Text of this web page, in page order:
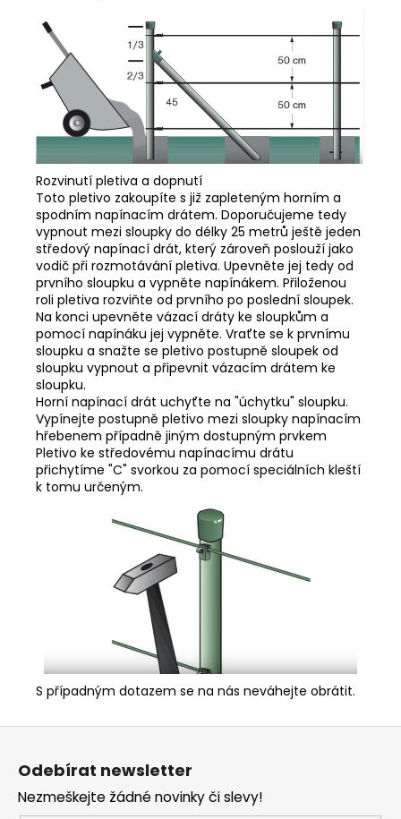
Rozvinutí pletiva a dopnutí
Toto pletivo zakoupíte s již zapleteným horním a
spodním napínacím drátem. Doporučujeme tedy
vypnout mezi sloupky do délky 25 metrů ještě jeden
středový napínací drát, který zároveň poslouží jako
vodič při rozmotávání pletiva. Upevněte jej tedy od
prvního sloupku a vypněte napínákem. Přiloženou
roli pletiva rozviňte od prvního po poslední sloupek.
Na konci upevněte vázací dráty ke sloupkům a
pomocí napínáku jej vypněte. Vraťte se k prvnímu
sloupku a snažte se pletivo postupně sloupek od
sloupku vypnout a připevnit vázacím drátem ke
sloupku.
Horní napínací drát uchyťte na "úchytku" sloupku.
Vypínejte postupně pletivo mezi sloupky napínacím
hřebenem případně jiným dostupným prvkem
Pletivo ke středovému napínacímu drátu
přichytíme "C" svorkou za pomocí speciálních kleští
k tomu určeným.
S případným dotazem se na nás neváhejte obrátit.
Z
Odebírat newsletter
Nezmeškejte žádné novinky či slevy!